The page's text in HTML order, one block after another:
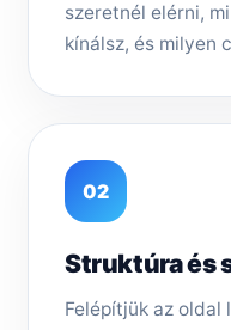
szeretnél elérni,
kínálsz, és milyen
02
Struktúra és
Felépítjük az oldal